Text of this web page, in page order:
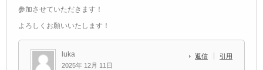
参加させていただきます！
よろしくお願いいたします！
luka
2025年 12月 11日
返信 引用